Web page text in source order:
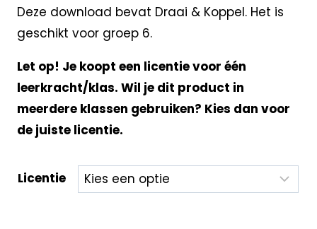
Deze download bevat Draai & Koppel. Het is
geschikt voor groep 6.
Let op! Je koopt een licentie voor één
leerkracht/klas. Wil je dit product in
meerdere klassen gebruiken? Kies dan voor
de juiste licentie.
Licentie